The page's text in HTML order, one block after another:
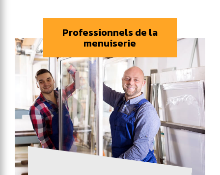
Professionnels de la
menuiserie